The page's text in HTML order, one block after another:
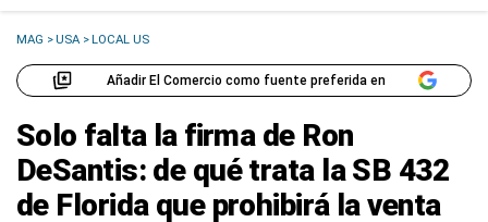
MAG >USA >LOCAL US
Añadir El Comercio como fuente preferida en
Solo falta la firma de Ron
DeSantis: de qué trata la SB 432
de Florida que prohibirá la venta